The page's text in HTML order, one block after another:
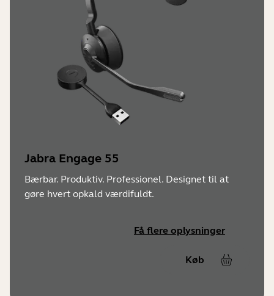
Jabra Engage 55
Bærbar. Produktiv. Professionel. Designet til at
gøre hvert opkald værdifuldt.
Få flere oplysninger
Køb